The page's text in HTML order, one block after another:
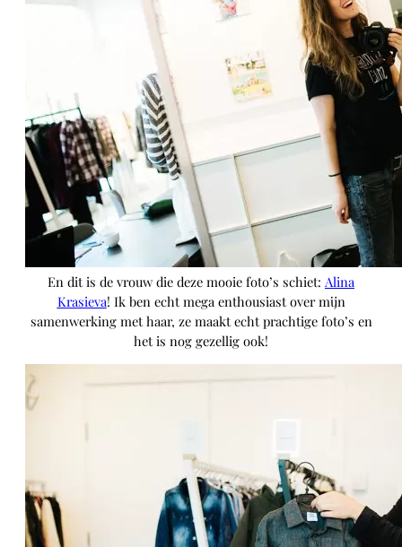
En dit is de vrouw die deze mooie foto’s schiet: Alina
Krasieva! Ik ben echt mega enthousiast over mijn
samenwerking met haar, ze maakt echt prachtige foto’s en
het is nog gezellig ook!